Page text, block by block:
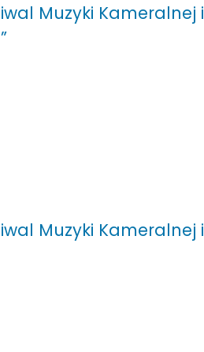
Muzyki Kameralnej i
Muzyki Kameralnej i